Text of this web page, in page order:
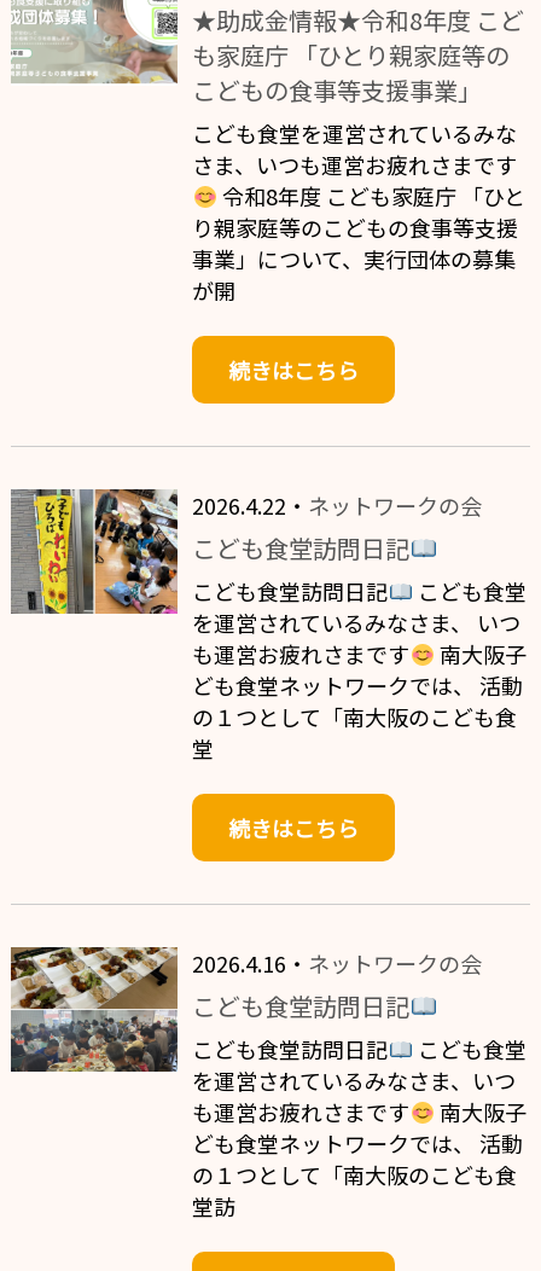
★助成金情報★令和8年度 こど
も家庭庁 「ひとり親家庭等の
こどもの食事等支援事業」
こども食堂を運営されているみな
さま、いつも運営お疲れさまです
令和8年度 こども家庭庁 「ひと
り親家庭等のこどもの食事等支援
事業」について、実行団体の募集
が開
続きはこちら
2026.4.22・ ネットワークの会
こども食堂訪問日記
こども食堂訪問日記
こども食堂
を運営されているみなさま、 いつ
も運営お疲れさまです
南大阪子
ども食堂ネットワークでは、 活動
の１つとして「南大阪のこども食
堂
続きはこちら
2026.4.16・ ネットワークの会
こども食堂訪問日記
こども食堂訪問日記
こども食堂
を運営されているみなさま、いつ
も運営お疲れさまです
南大阪子
ども食堂ネットワークでは、 活動
の１つとして「南大阪のこども食
堂訪